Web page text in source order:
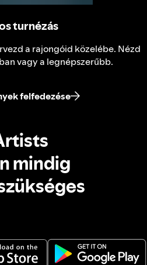
turnézás
a rajongóid közelébe. Nézd
vagy a legnépszerűbb.
felfedezése
mindig